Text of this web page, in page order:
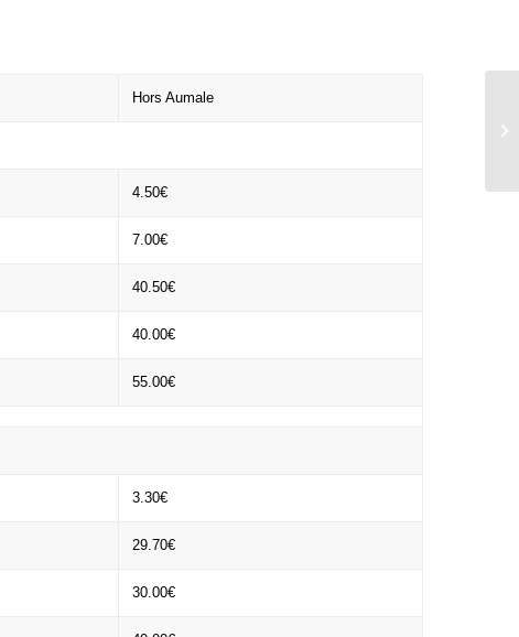
Hors Aumale
4.50€
7.00€
40.50€
40.00€
55.00€
3.30€
29.70€
30.00€